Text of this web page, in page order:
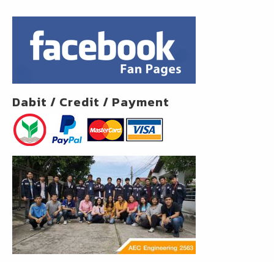
Dabit / Credit / Payment